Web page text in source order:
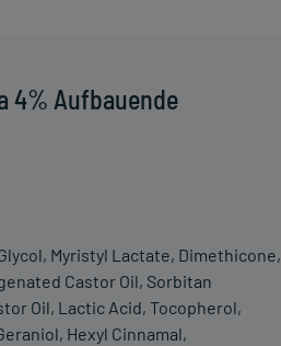
4% Aufbauende
Myristyl Lactate, Dimethicone,
Castor Oil, Sorbitan
Oil, Lactic Acid, Tocopherol,
Hexyl Cinnamal,